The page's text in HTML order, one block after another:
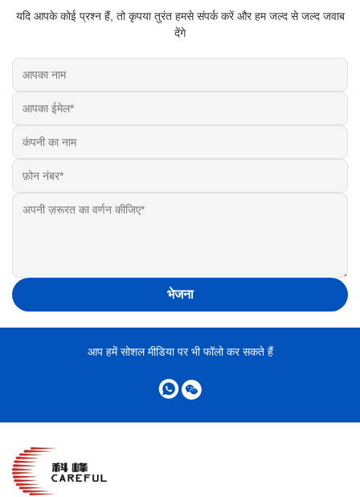
यदि आपके कोई प्रश्न हैं, तो कृपया तुरंत हमसे संपर्क करें और हम जल्द से जल्द जवाब
देंगे
भेजना
आप हमें सोशल मीडिया पर भी फॉलो कर सकते हैं